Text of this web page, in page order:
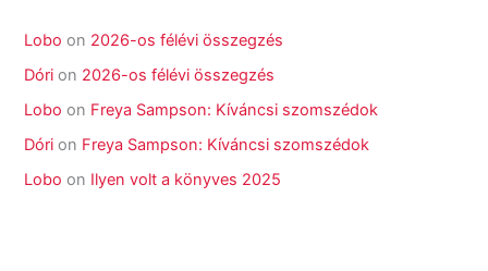
Lobo on 2026-os félévi összegzés
Dóri on 2026-os félévi összegzés
Lobo on Freya Sampson: Kíváncsi szomszédok
Dóri on Freya Sampson: Kíváncsi szomszédok
Lobo on Ilyen volt a könyves 2025